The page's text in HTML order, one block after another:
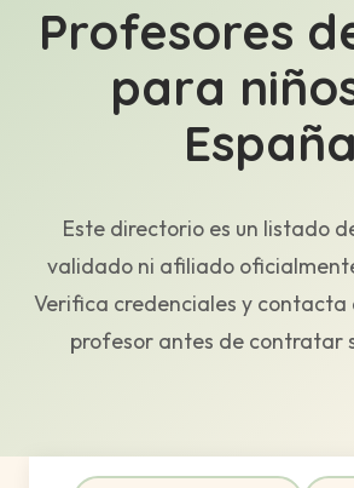
Profesores
para
España
Este directorio es un listado
validado ni afiliado
Verifica credenciales y
profesor antes de contratar